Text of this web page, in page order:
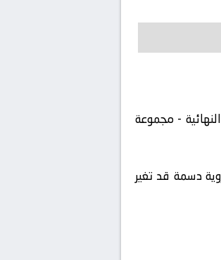
النهائية - مجموعة
دسمة قد تغير